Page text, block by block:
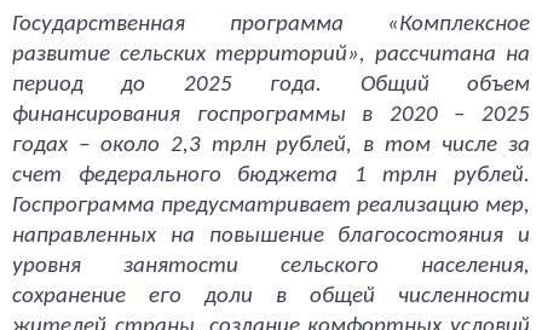
Государственная программа «Комплексное
развитие сельских территорий», рассчитана на
период до 2025 года. Общий объем
финансирования госпрограммы в 2020 – 2025
годах – около 2,3 трлн рублей, в том числе за
счет федерального бюджета 1 трлн рублей.
Госпрограмма предусматривает реализацию мер,
направленных на повышение благосостояния и
уровня занятости сельского населения,
сохранение его доли в общей численности